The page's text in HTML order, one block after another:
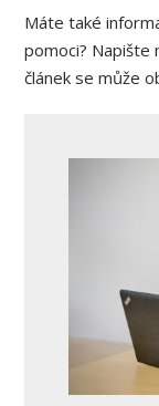
Máte také
pomoci? Napište
článek se může